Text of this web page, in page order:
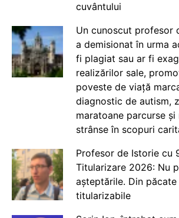
cuvântului
Un cunoscut profesor
a demisionat în urma
fi plagiat sau ar fi
realizărilor sale,
poveste de viață
diagnostic de autism,
maratoane parcurse
strânse în scopuri
Profesor de Istorie cu
Titularizare 2026: Nu
așteptările. Din
titularizabile